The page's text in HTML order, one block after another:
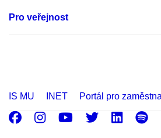
Pro veřejnost
IS MU INET Portál pro
Facebook
Instagram
Youtube
Twitter